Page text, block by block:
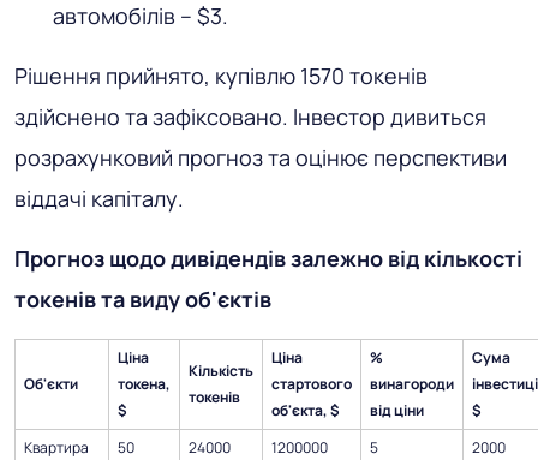
автомобілів – $3.
Рішення прийнято, купівлю 1570 токенів
здійснено та зафіксовано. Інвестор дивиться
розрахунковий прогноз та оцінює перспективи
віддачі капіталу.
Прогноз щодо дивідендів залежно від кількості
токенів та виду об'єктів
Об'єкти
Ціна
токена,
$
Кількість
токенів
Ціна
стартового
об'єкта, $
%
винагороди
від ціни
Сума
$
Квартира
50 24000 1200000 5
2000